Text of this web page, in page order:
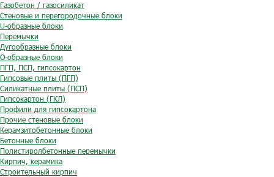
Газобетон / газосиликат
Стеновые и перегородочные блоки
U-образные блоки
Перемычки
Дугообразные блоки
O-образные блоки
ПГП, ПСП, гипсокартон
Гипсовые плиты (ПГП)
Силикатные плиты (ПСП)
Гипсокартон (ГКЛ)
Профили для гипсокартона
Прочие стеновые блоки
Керамзитобетонные блоки
Бетонные блоки
Полистиролбетонные перемычки
Кирпич, керамика
Строительный кирпич